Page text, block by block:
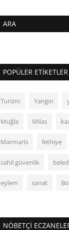
ARA
POPÜLER ETIKETLER
Turizm Yangın
Muğla Milas
Marmaris fethiye
sahil güvenlik
eylem sanat
NÖBETÇI